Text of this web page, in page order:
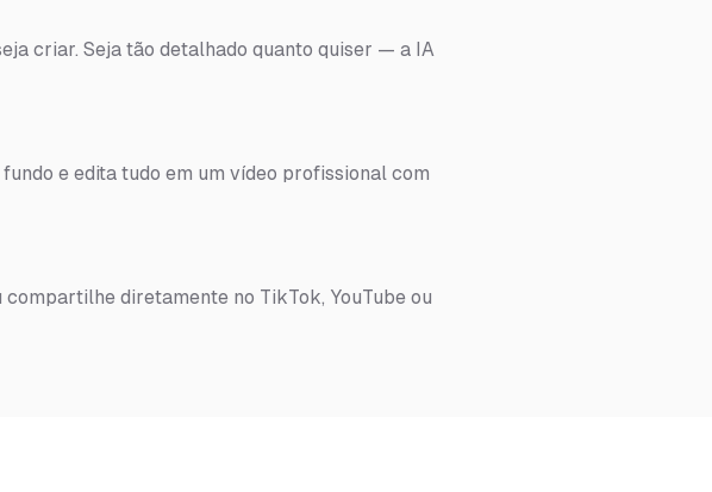
criar. Seja tão detalhado quanto quiser — a IA
e edita tudo em um vídeo profissional com
diretamente no TikTok, YouTube ou